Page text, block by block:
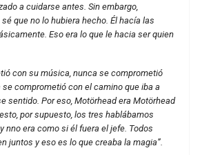
a cuidarse antes. Sin embargo,
que no lo hubiera hecho. Él hacía las
Eso era lo que le hacia ser quien
con su música, nunca se comprometió
comprometió con el camino que iba a
sentido. Por eso, Motörhead era Motörhead
por supuesto, los tres hablábamos
nno era como si él fuera el jefe. Todos
juntos y eso es lo que creaba la magia”.